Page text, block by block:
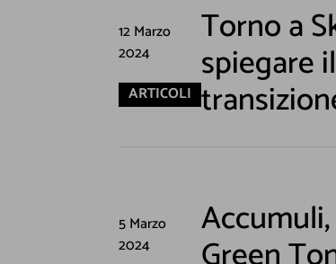
12 Marzo
2024
ARTICOLI
Torno a
spiegare
5 Marzo
2024